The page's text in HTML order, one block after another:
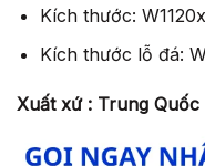
Kích thước:
Kích thước lỗ đá:
Xuất xứ : Trung